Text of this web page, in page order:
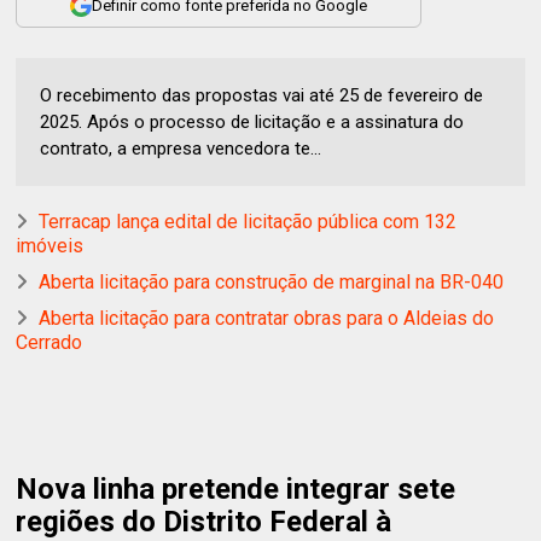
Definir como fonte preferida no Google
O recebimento das propostas vai até 25 de fevereiro de
2025. Após o processo de licitação e a assinatura do
contrato, a empresa vencedora te...
Terracap lança edital de licitação pública com 132
imóveis
Aberta licitação para construção de marginal na BR-040
Aberta licitação para contratar obras para o Aldeias do
Cerrado
Nova linha pretende integrar sete
regiões do Distrito Federal à